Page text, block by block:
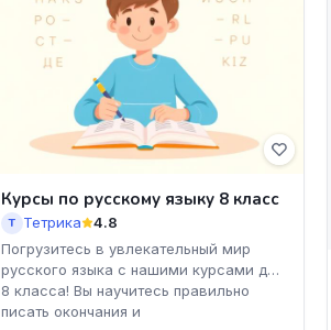
Курсы по русскому языку 8 класс
Т Тетрика
4.8
Погрузитесь в увлекательный мир
русского языка с нашими курсами для
8 класса! Вы научитесь правильно
писать окончания и